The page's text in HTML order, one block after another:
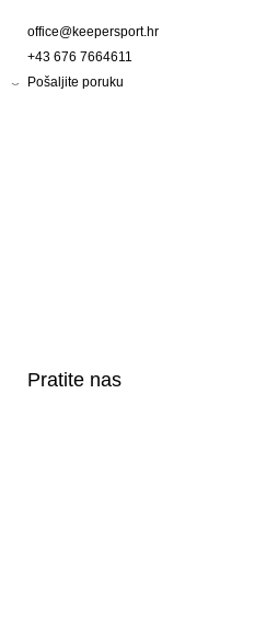
office@keepersport.hr
+43 676 7664611
Pošaljite poruku
Pratite nas